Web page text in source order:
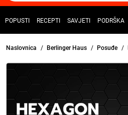
POPUSTI RECEPTI SAVJETI PODRŠKA
Naslovnica Berlinger Haus Posuđe